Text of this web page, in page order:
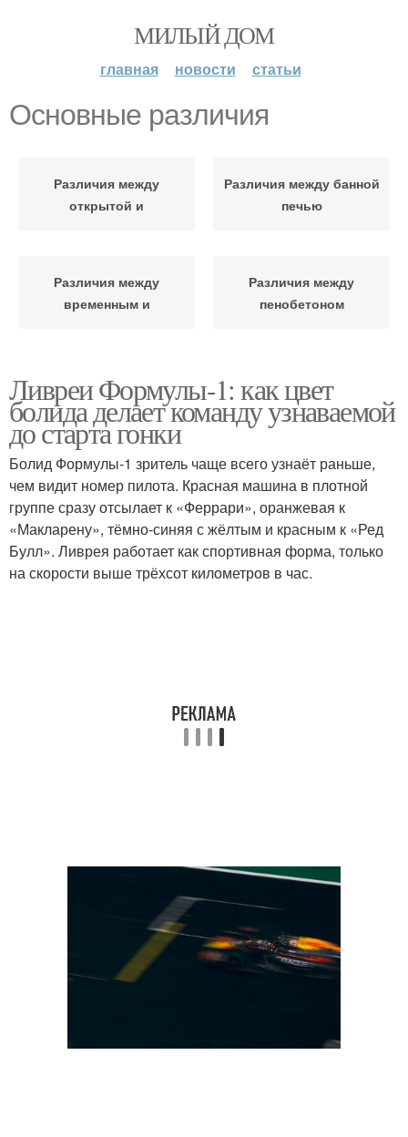
МИЛЫЙ ДОМ
главная новости статьи
Основные различия
Различия между
открытой и
Различия между банной
печью
Различия между
временным и
Различия между
пенобетоном
Ливреи Формулы-1: как цвет
болида делает команду узнаваемой
до старта гонки
Болид Формулы-1 зритель чаще всего узнаёт раньше,
чем видит номер пилота. Красная машина в плотной
группе сразу отсылает к «Феррари», оранжевая к
«Макларену», тёмно-синяя с жёлтым и красным к «Ред
Булл». Ливрея работает как спортивная форма, только
на скорости выше трёхсот километров в час.